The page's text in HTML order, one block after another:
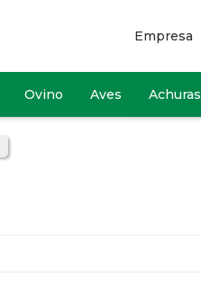
Ovino Aves Achuras
Empresa